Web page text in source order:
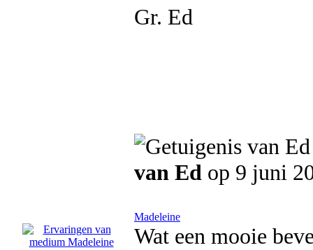
Gr. Ed
van Ed op 9 juni
Madeleine
Wat een mooie